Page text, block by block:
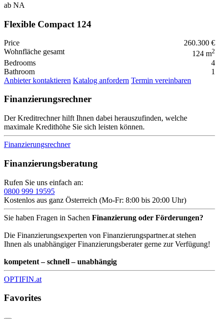
ab NA
Flexible Compact 124
Price
260.300 €
Wohnfläche gesamt
124 m2
Bedrooms
4
Bathroom
1
Anbieter kontaktieren Katalog anfordern Termin vereinbaren
Finanzierungsrechner
Der Kreditrechner hilft Ihnen dabei herauszufinden, welche
maximale Kredithöhe Sie sich leisten können.
Finanzierungsrechner
Finanzierungsberatung
Rufen Sie uns einfach an:
0800 999 19595
Kostenlos aus ganz Österreich (Mo-Fr: 8:00 bis 20:00 Uhr)
Sie haben Fragen in Sachen Finanzierung oder Förderungen?
Die Finanzierungsexperten von Finanzierungspartner.at stehen
Ihnen als unabhängiger Finanzierungsberater gerne zur Verfügung!
kompetent – schnell – unabhängig
OPTIFIN.at
Favorites